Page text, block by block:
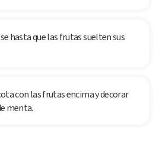
hasta que las frutas suelten sus
con las frutas encima y decorar
menta.